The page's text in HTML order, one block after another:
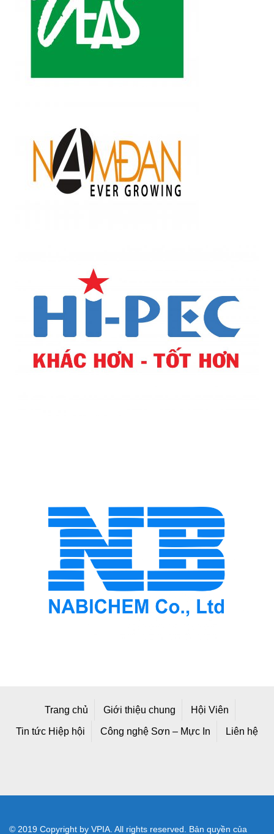
Trang chủ Giới thiệu chung Hội Viên
Tin tức Hiệp hội Công nghệ Sơn – Mực In Liên hệ
© 2019 Copyright by VPIA. All rights reserved. Bản quyền của